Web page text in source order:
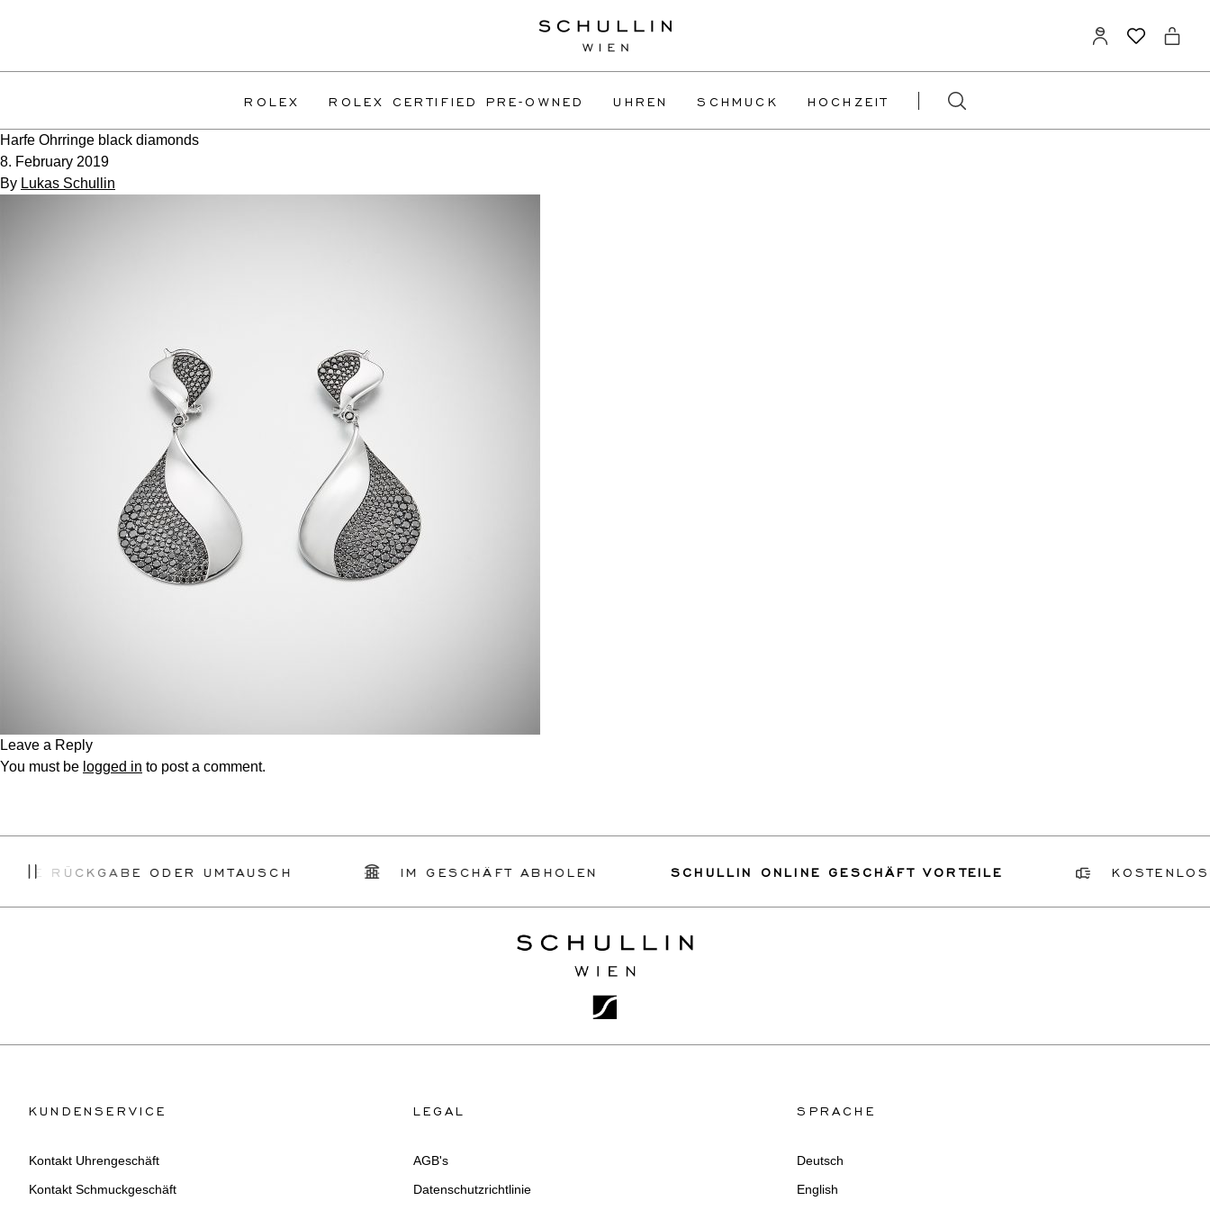
ROLEX ROLEX CERTIFIED PRE-OWNED UHREN SCHMUCK HOCHZEIT
Harfe Ohrringe black diamonds
8. February 2019
By Lukas Schullin
Leave a Reply
You must be logged in to post a comment.
RÜCKGABE ODER UMTAUSCH IM GESCHÄFT ABHOLEN SCHULLIN ONLINE GESCHÄFT VORTEILE
KUNDENSERVICE
Kontakt Uhrengeschäft
Kontakt Schmuckgeschäft
LEGAL
AGB's
Datenschutzrichtlinie
SPRACHE
Deutsch
English